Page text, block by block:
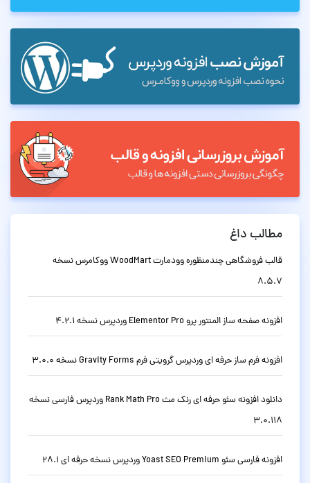
مطالب داغ
قالب فروشگاهی چندمنظوره وودمارت WoodMart ووکامرس نسخه
8.5.7
افزونه صفحه ساز المنتور پرو Elementor Pro وردپرس نسخه 4.2.1
افزونه فرم ساز حرفه ای وردپرس گرویتی فرم Gravity Forms نسخه 3.0.0
دانلود افزونه سئو حرفه ای رنک مث Rank Math Pro وردپرس فارسی نسخه
3.0.118
افزونه فارسی سئو Yoast SEO Premium وردپرس نسخه حرفه ای 28.1